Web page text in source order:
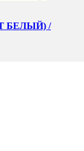
БЕЛЫЙ) /